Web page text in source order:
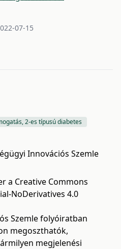
07-15
2-es típusú diabetes
Innovációs Szemle
a Creative Commons
NoDerivatives 4.0
Szemle folyóiratban
megoszthatók,
megjelenési